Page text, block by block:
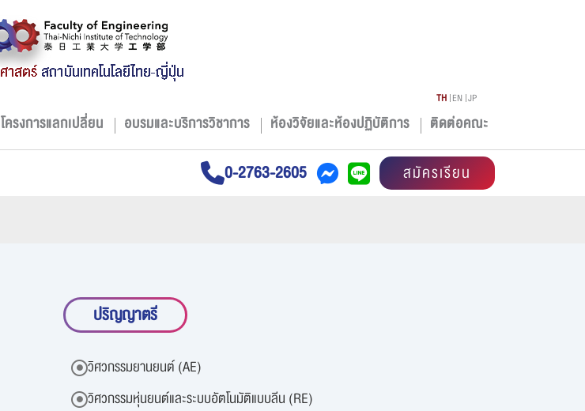
โครงการแลกเปลี่ยน อบรมและบริการวิชาการ ห้องวิจัยและห้องปฏิบัติการ ติดต่อคณะ
TH EN JP
0-2763-2605 สมัครเรียน
ปริญญาตรี
วิศวกรรมยานยนต์ (AE)
วิศวกรรมหุ่นยนต์และระบบอัตโนมัติแบบลีน (RE)